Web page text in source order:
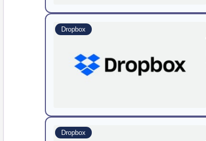
Dropbox
Dropbox